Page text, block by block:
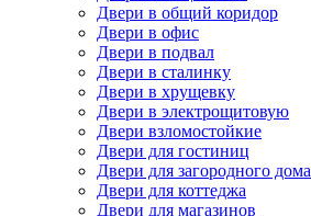
Двери в общий коридор
Двери в офис
Двери в подвал
Двери в сталинку
Двери в хрущевку
Двери в электрощитовую
Двери взломостойкие
Двери для гостиниц
Двери для загородного дома
Двери для коттеджа
Двери для магазинов